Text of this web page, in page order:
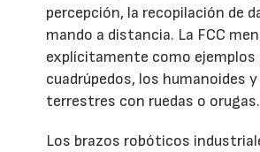
percepción, la recopilación de
mando a distancia. La FCC
explícitamente como ejemplos
cuadrúpedos, los humanoides
terrestres con ruedas o orugas.
Los brazos robóticos